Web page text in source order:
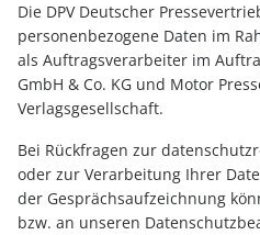
Die DPV Deutscher
personenbezogene Daten im
als Auftragsverarbeiter im
GmbH & Co. KG und Motor
Verlagsgesellschaft.
Bei Rückfragen zur
oder zur Verarbeitung Ihrer
der Gesprächsaufzeichnung
bzw. an unseren